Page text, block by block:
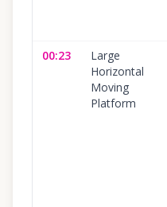
00:23
Large
Horizontal
Moving
Platform